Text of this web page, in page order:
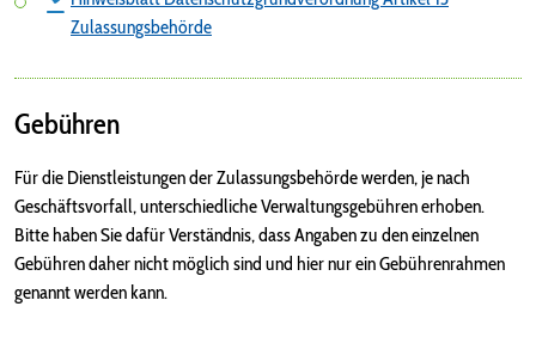
Zulassungsbehörde
Gebühren
Für die Dienstleistungen der Zulassungsbehörde werden, je nach
Geschäftsvorfall, unterschiedliche Verwaltungsgebühren erhoben.
Bitte haben Sie dafür Verständnis, dass Angaben zu den einzelnen
Gebühren daher nicht möglich sind und hier nur ein Gebührenrahmen
genannt werden kann.